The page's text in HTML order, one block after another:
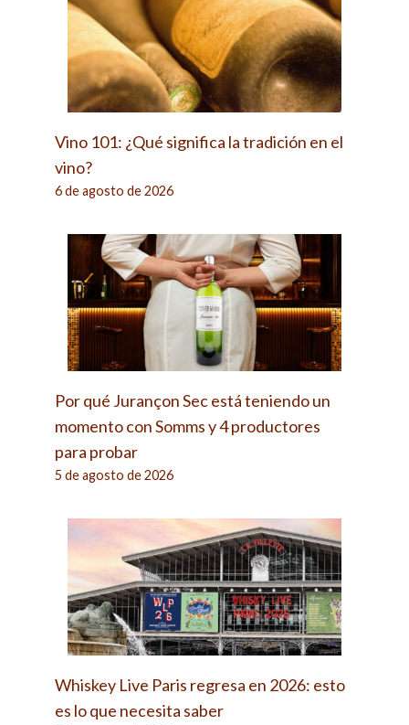
Vino 101: ¿Qué significa la tradición en el
vino?
6 de agosto de 2026
Por qué Jurançon Sec está teniendo un
momento con Somms y 4 productores
para probar
5 de agosto de 2026
Whiskey Live Paris regresa en 2026: esto
es lo que necesita saber